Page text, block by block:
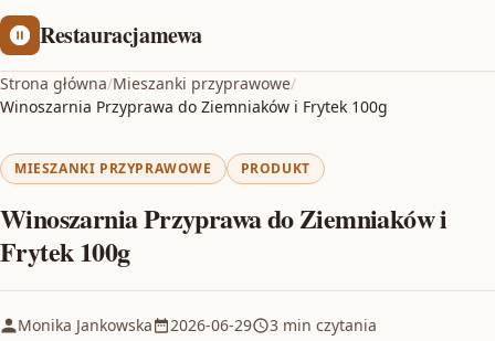
Restauracjamewa
Strona główna/Mieszanki przyprawowe/
Winoszarnia Przyprawa do Ziemniaków i Frytek 100g
MIESZANKI PRZYPRAWOWE PRODUKT
Winoszarnia Przyprawa do Ziemniaków i
Frytek 100g
Monika Jankowska 2026-06-29 3 min czytania